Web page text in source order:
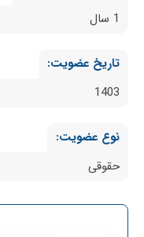
1 سال
تاریخ عضویت:
1403
نوع عضویت:
حقوقی